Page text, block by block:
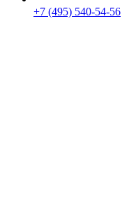
+7 (495) 540-54-56